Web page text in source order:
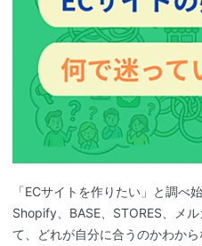
「ECサイトを作りたい」と調べ
Shopify、BASE、STORES、メ
て、どれが自分に合うのかわか